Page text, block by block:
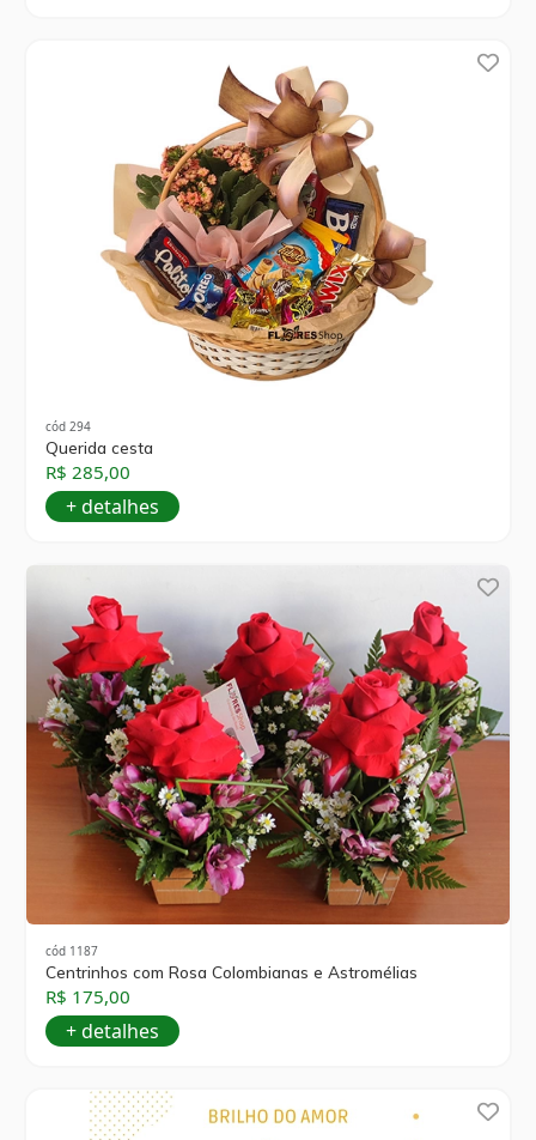
cód 294
Querida cesta
R$ 285,00
+ detalhes
cód 1187
Centrinhos com Rosa Colombianas e Astromélias
R$ 175,00
+ detalhes